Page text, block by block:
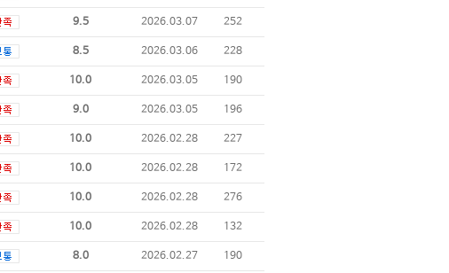
9.5 2026.03.07 252
8.5 2026.03.06 228
10.0 2026.03.05 190
9.0 2026.03.05 196
10.0 2026.02.28 227
10.0 2026.02.28 172
10.0 2026.02.28 276
10.0 2026.02.28 132
8.0 2026.02.27 190